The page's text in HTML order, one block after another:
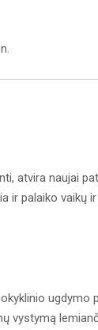
atvira naujai
ir palaiko vaikų
ugdymo
vystymą